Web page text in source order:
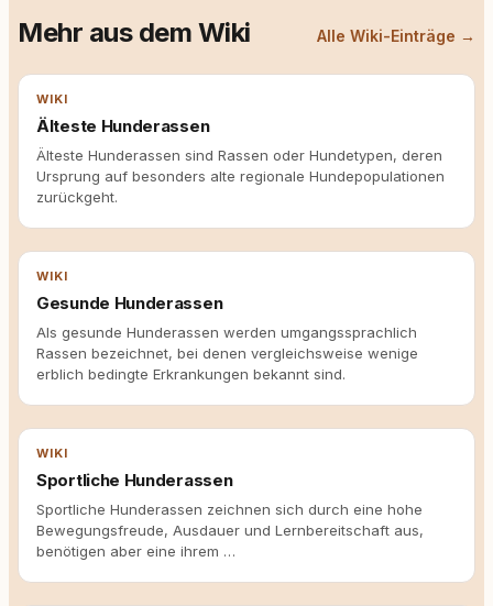
Mehr aus dem Wiki Alle Wiki-Einträge →
WIKI
Älteste Hunderassen
Älteste Hunderassen sind Rassen oder Hundetypen, deren
Ursprung auf besonders alte regionale Hundepopulationen
zurückgeht.
WIKI
Gesunde Hunderassen
Als gesunde Hunderassen werden umgangssprachlich
Rassen bezeichnet, bei denen vergleichsweise wenige
erblich bedingte Erkrankungen bekannt sind.
WIKI
Sportliche Hunderassen
Sportliche Hunderassen zeichnen sich durch eine hohe
Bewegungsfreude, Ausdauer und Lernbereitschaft aus,
benötigen aber eine ihrem …